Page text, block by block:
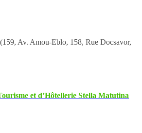
Av. Amou-Eblo, 158, Rue Docsavor,
et d’Hôtellerie Stella Matutina